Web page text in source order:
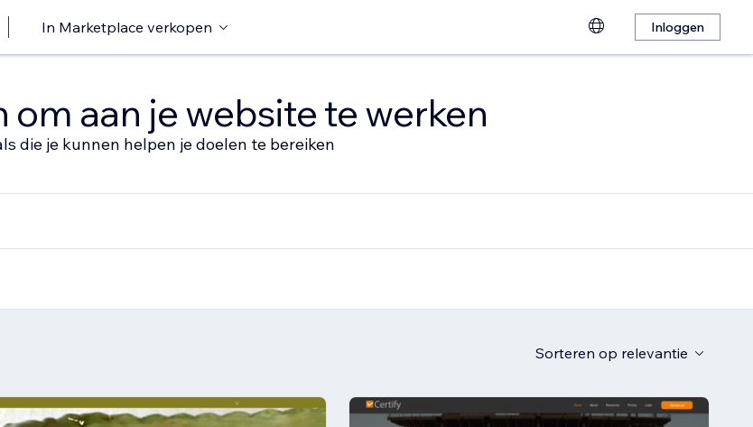
In Marketplace verkopen Inloggen
aan je website te werken
die je kunnen helpen je doelen te bereiken
Sorteren op relevantie